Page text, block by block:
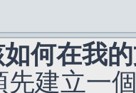
何在我
先建立一